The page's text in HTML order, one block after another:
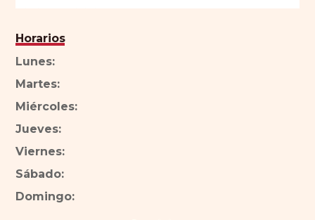
Horarios
Lunes:
Martes:
Miércoles:
Jueves:
Viernes:
Sábado:
Domingo: